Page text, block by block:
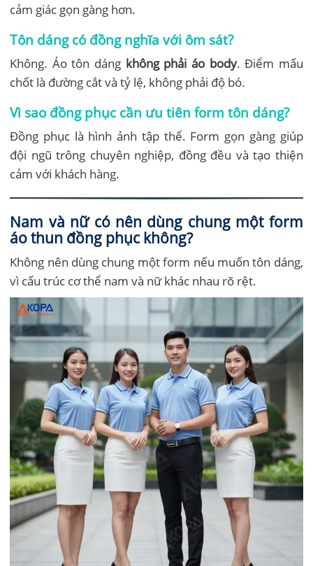
cảm giác gọn gàng hơn.
Tôn dáng có đồng nghĩa với ôm sát?
Không. Áo tôn dáng không phải áo body. Điểm mấu
chốt là đường cắt và tỷ lệ, không phải độ bó.
Vì sao đồng phục cần ưu tiên form tôn dáng?
Đồng phục là hình ảnh tập thể. Form gọn gàng giúp
đội ngũ trông chuyên nghiệp, đồng đều và tạo thiện
cảm với khách hàng.
Nam và nữ có nên dùng chung một form
áo thun đồng phục không?
Không nên dùng chung một form nếu muốn tôn dáng,
vì cấu trúc cơ thể nam và nữ khác nhau rõ rệt.